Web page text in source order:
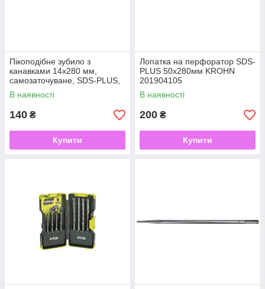
Пікоподібне зубило з
канавками 14x280 мм,
самозаточуване, SDS-PLUS,
KROHN
В наявності
140 ₴
Купити
Лопатка на перфоратор SDS-
PLUS 50х280мм KROHN
201904105
В наявності
200 ₴
Купити